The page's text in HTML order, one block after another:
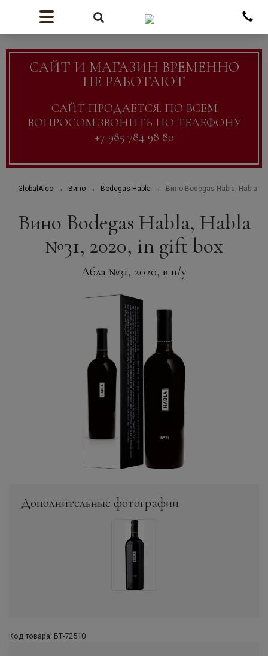
САЙТ И МАГАЗИН ВРЕМЕННО
НЕ РАБОТАЮТ
САЙТ ПРОДАЕТСЯ. ПО ВСЕМ
ВОПРОСОМ ЗВОНИТЬ ПО ТЕЛЕФОНУ
+7 985 784 98 80
GlobalAlco Вино Bodegas Habla Вино Bodegas Habla, Habla
Вино Bodegas Habla, Habla
№31, 2020, in gift box
Абла №31, 2020, в п/у
Дополнительные фотографии
Код товара: БТ-72510